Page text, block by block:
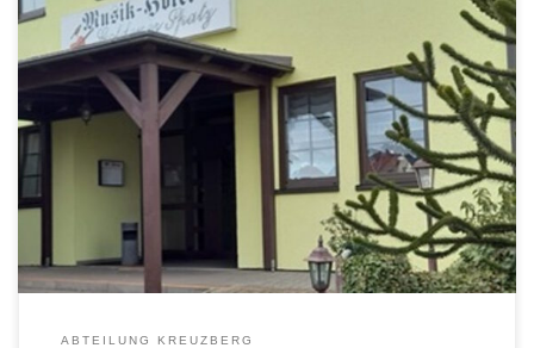
Unsere diesjährige Osterfahrt führte uns am 31. März 2026 nach
Jeßnitz in Sachsen-Anhalt. Mit 43 gut gelaunten Mitgliedern und
Gästen der AWO Abteilung Kreuzberg fuhren wir über die
Autobahn A9 Richtung Süden. Unser Ziel, das Musikhotel
Goldener Spatz in Jeßnitz, erreichten wir pünktlich zur
Mittagszeit. Hier wurden wir von der […]
ABTEILUNG KREUZBERG